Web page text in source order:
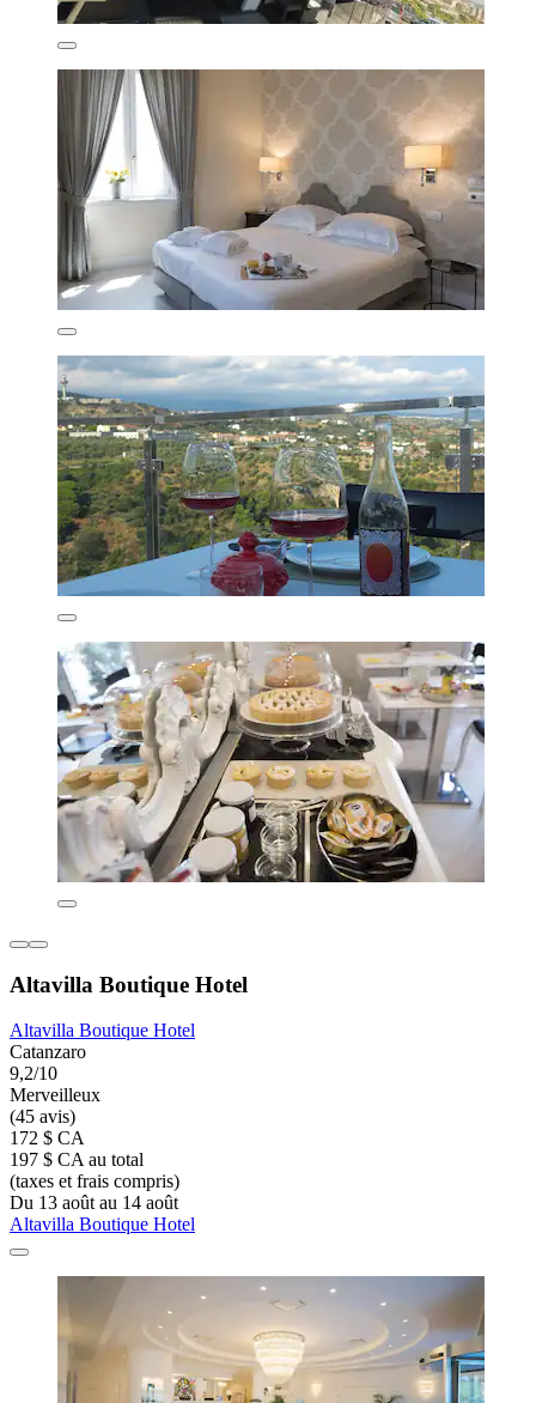
Altavilla Boutique Hotel
Altavilla Boutique Hotel
Catanzaro
9,2/10
Merveilleux
(45 avis)
172 $ CA
197 $ CA au total
(taxes et frais compris)
Du 13 août au 14 août
Altavilla Boutique Hotel